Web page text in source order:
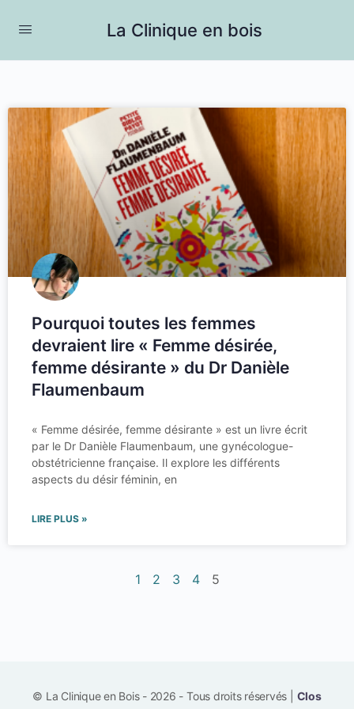
La Clinique en bois
Pourquoi toutes les femmes
devraient lire « Femme désirée,
femme désirante » du Dr Danièle
Flaumenbaum
« Femme désirée, femme désirante » est un livre écrit
par le Dr Danièle Flaumenbaum, une gynécologue-
obstétricienne française. Il explore les différents
aspects du désir féminin, en
LIRE PLUS »
1 2 3 4 5
© La Clinique en Bois - 2026 - Tous droits réservés | Clos